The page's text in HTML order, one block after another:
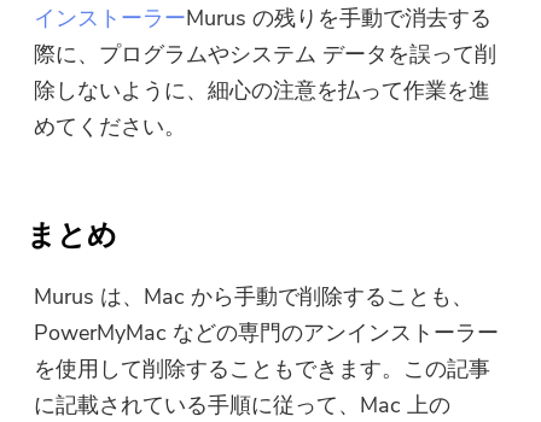
インストーラーMurus の残りを手動で消去する
際に、プログラムやシステム データを誤って削
除しないように、細心の注意を払って作業を進
めてください。
まとめ
Murus は、Mac から手動で削除することも、
PowerMyMac などの専門のアンインストーラー
を使用して削除することもできます。この記事
に記載されている手順に従って、Mac 上の